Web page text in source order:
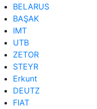
BELARUS
BAŞAK
IMT
UTB
ZETOR
STEYR
Erkunt
DEUTZ
FIAT